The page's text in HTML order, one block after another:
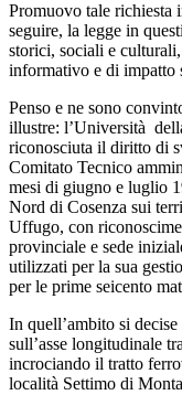
Promuovo tale richiesta
seguire, la legge in
storici, sociali e
informativo e di impatto
Penso e ne sono
illustre: l’Università
riconosciuta il diritto di
Comitato Tecnico
mesi di giugno e luglio
Nord di Cosenza sui
Uffugo, con
provinciale e sede
utilizzati per la sua
per le prime seicento
In quell’ambito si
sull’asse longitudinale
incrociando il tratto
località Settimo di